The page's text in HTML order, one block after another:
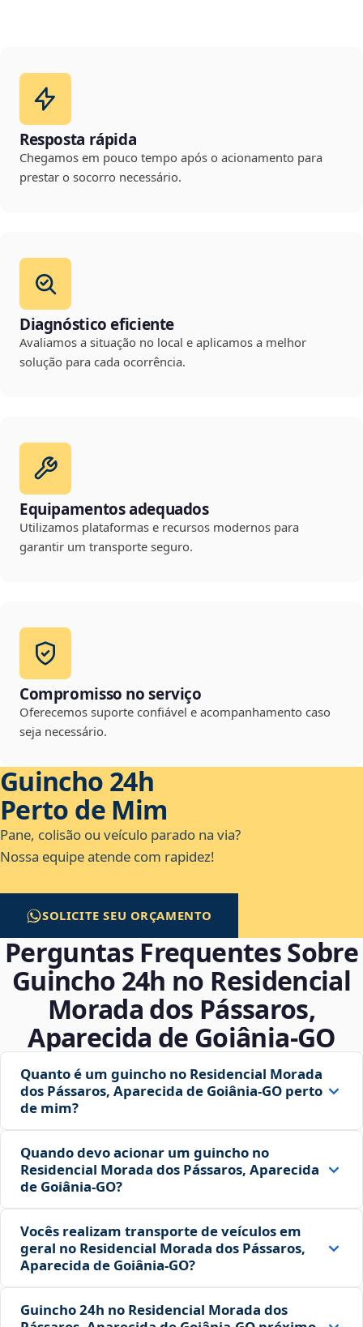
Resposta rápida
Chegamos em pouco tempo após o acionamento para
prestar o socorro necessário.
Diagnóstico eficiente
Avaliamos a situação no local e aplicamos a melhor
solução para cada ocorrência.
Equipamentos adequados
Utilizamos plataformas e recursos modernos para
garantir um transporte seguro.
Compromisso no serviço
Oferecemos suporte confiável e acompanhamento caso
seja necessário.
Guincho 24h
Perto de Mim
Pane, colisão ou veículo parado na via?
Nossa equipe atende com rapidez!
SOLICITE SEU ORÇAMENTO
Perguntas Frequentes Sobre
Guincho 24h no Residencial
Morada dos Pássaros,
Aparecida de Goiânia‑GO
Quanto é um guincho no Residencial Morada
dos Pássaros, Aparecida de Goiânia‑GO perto
de mim?
Quando devo acionar um guincho no
Residencial Morada dos Pássaros, Aparecida
de Goiânia‑GO?
Vocês realizam transporte de veículos em
geral no Residencial Morada dos Pássaros,
Aparecida de Goiânia‑GO?
Guincho 24h no Residencial Morada dos